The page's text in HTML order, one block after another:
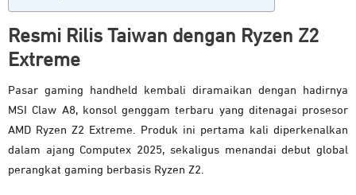
Resmi Rilis Taiwan dengan Ryzen Z2
Extreme
Pasar gaming handheld kembali diramaikan dengan hadirnya
MSI Claw A8, konsol genggam terbaru yang ditenagai prosesor
AMD Ryzen Z2 Extreme. Produk ini pertama kali diperkenalkan
dalam ajang Computex 2025, sekaligus menandai debut global
perangkat gaming berbasis Ryzen Z2.